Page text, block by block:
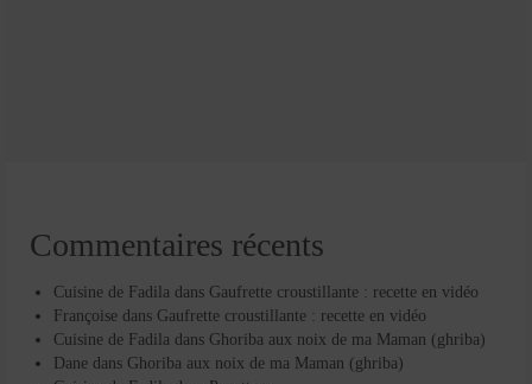
Commentaires récents
Cuisine de Fadila dans Gaufrette croustillante : recette en vidéo
Françoise dans Gaufrette croustillante : recette en vidéo
Cuisine de Fadila dans Ghoriba aux noix de ma Maman (ghriba)
Dane dans Ghoriba aux noix de ma Maman (ghriba)